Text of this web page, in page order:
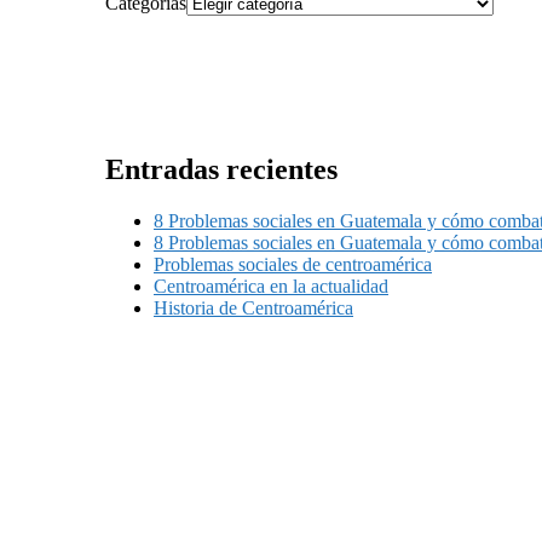
Entradas recientes
8 Problemas sociales en Guatemala y cómo
8 Problemas sociales en Guatemala y cómo
Problemas sociales de centroamérica
Centroamérica en la actualidad
Historia de Centroamérica